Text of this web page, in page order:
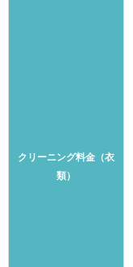
クリーニング料金（衣
類）